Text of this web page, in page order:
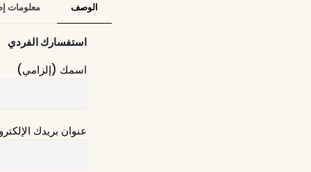
الوصف معلومات
استفسارك الفردي
اسمك (إلزامي)
عنوان بريدك